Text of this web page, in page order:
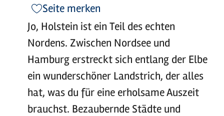
Seite merken
Jo, Holstein ist ein Teil des echten
Nordens. Zwischen Nordsee und
Hamburg erstreckt sich entlang der Elbe
ein wunderschöner Landstrich, der alles
hat, was du für eine erholsame Auszeit
brauchst. Bezaubernde Städte und